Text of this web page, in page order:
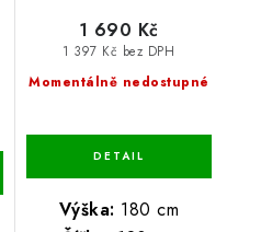
Momentálně nedostupné
1 397 Kč bez DPH
1 690 Kč
Výška: 180 cm